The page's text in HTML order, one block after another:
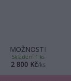
MOŽNOSTI
2 800 Kč/ks
Skladem 1 ks